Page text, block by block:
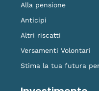
Alla pensione
Anticipi
Altri riscatti
Versamenti Volontari
Stima la tua futura